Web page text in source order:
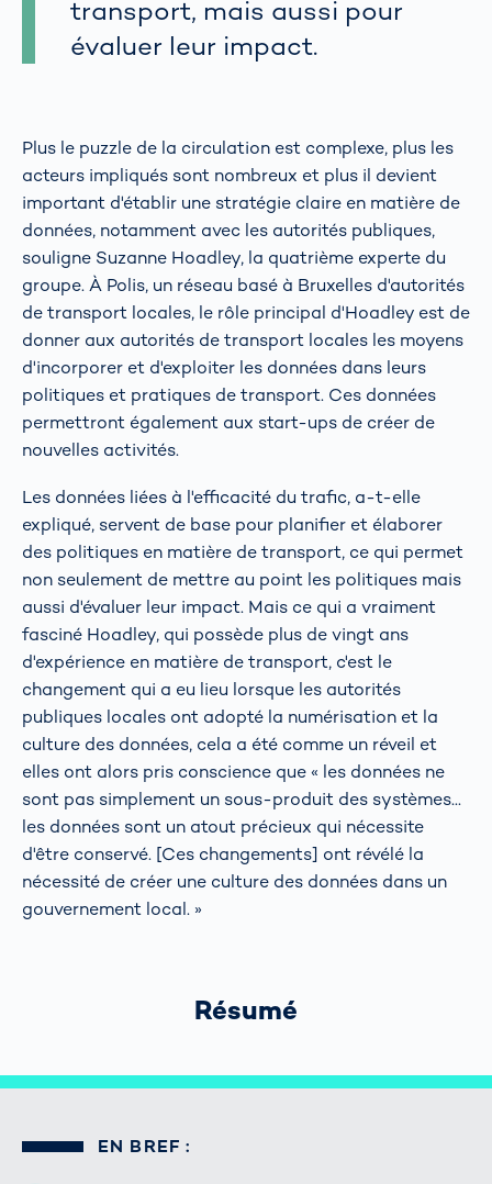
transport, mais aussi pour
évaluer leur impact.
Plus le puzzle de la circulation est complexe, plus les
acteurs impliqués sont nombreux et plus il devient
important d'établir une stratégie claire en matière de
données, notamment avec les autorités publiques,
souligne Suzanne Hoadley, la quatrième experte du
groupe. À Polis, un réseau basé à Bruxelles d'autorités
de transport locales, le rôle principal d'Hoadley est de
donner aux autorités de transport locales les moyens
d'incorporer et d'exploiter les données dans leurs
politiques et pratiques de transport. Ces données
permettront également aux start-ups de créer de
nouvelles activités.
Les données liées à l'efficacité du trafic, a-t-elle
expliqué, servent de base pour planifier et élaborer
des politiques en matière de transport, ce qui permet
non seulement de mettre au point les politiques mais
aussi d'évaluer leur impact. Mais ce qui a vraiment
fasciné Hoadley, qui possède plus de vingt ans
d'expérience en matière de transport, c'est le
changement qui a eu lieu lorsque les autorités
publiques locales ont adopté la numérisation et la
culture des données, cela a été comme un réveil et
elles ont alors pris conscience que « les données ne
sont pas simplement un sous-produit des systèmes...
les données sont un atout précieux qui nécessite
d'être conservé. [Ces changements] ont révélé la
nécessité de créer une culture des données dans un
gouvernement local. »
Résumé
EN BREF :